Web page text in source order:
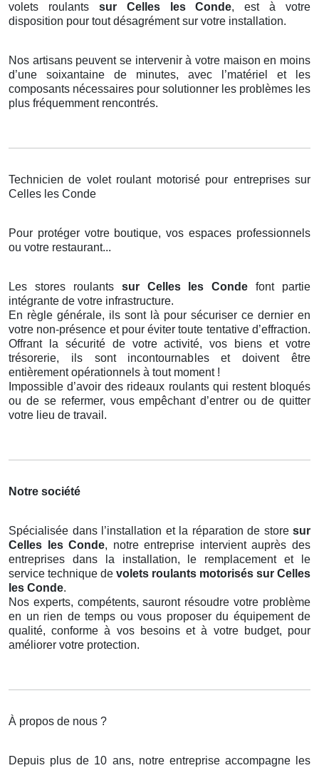
volets roulants sur Celles les Conde, est à votre
disposition pour tout désagrément sur votre installation.
Nos artisans peuvent se intervenir à votre maison en moins
d’une soixantaine de minutes, avec l’matériel et les
composants nécessaires pour solutionner les problèmes les
plus fréquemment rencontrés.
Technicien de volet roulant motorisé pour entreprises sur
Celles les Conde
Pour protéger votre boutique, vos espaces professionnels
ou votre restaurant...
Les stores roulants sur Celles les Condefont partie
intégrante de votre infrastructure.
En règle générale, ils sont là pour sécuriser ce dernier en
votre non-présence et pour éviter toute tentative d’effraction.
Offrant la sécurité de votre activité, vos biens et votre
trésorerie, ils sont incontournables et doivent être
entièrement opérationnels à tout moment !
Impossible d’avoir des rideaux roulants qui restent bloqués
ou de se refermer, vous empêchant d’entrer ou de quitter
votre lieu de travail.
Notre société
Spécialisée dans l’installation et la réparation de store sur
Celles les Conde, notre entreprise intervient auprès des
entreprises dans la installation, le remplacement et le
service technique de volets roulants motorisés sur Celles
les Conde.
Nos experts, compétents, sauront résoudre votre problème
en un rien de temps ou vous proposer du équipement de
qualité, conforme à vos besoins et à votre budget, pour
améliorer votre protection.
À propos de nous ?
Depuis plus de 10 ans, notre entreprise accompagne les